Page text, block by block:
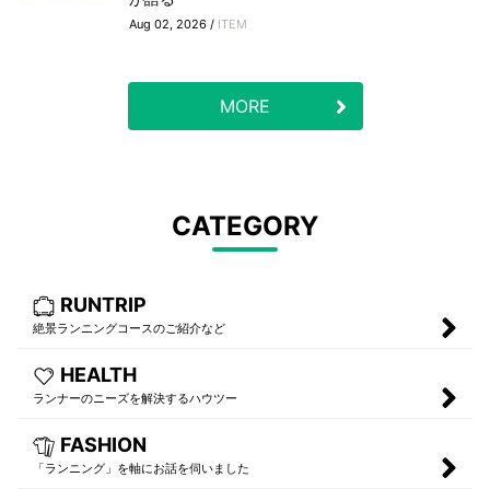
Aug 02, 2026 / ITEM
MORE
CATEGORY
RUNTRIP
絶景ランニングコースのご紹介など
HEALTH
ランナーのニーズを解決するハウツー
FASHION
「ランニング」を軸にお話を伺いました